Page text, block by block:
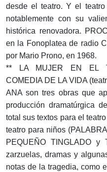
desde el teatro. Y el
notablemente con su
histórica renovadora.
en la Fonoplatea de radio
por Mario Prono, en 1968.
** LA MUJER EN EL
COMEDIA DE LA VIDA
ANA son tres obras que
producción dramatúrgica
total sus textos para el
teatro para niños
PEQUEÑO TINGLADO y
zarzuelas, dramas y
notas de la tragedia, como